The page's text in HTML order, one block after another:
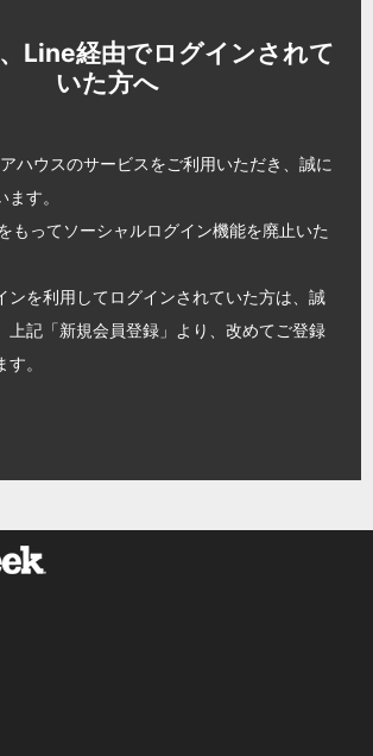
Line経由でログインされて
いた方へ
ハウスのサービスをご利用いただき、誠に
す。
もってソーシャルログイン機能を廃止いた
ンを利用してログインされていた方は、誠
上記「新規会員登録」より、改めてご登録
。